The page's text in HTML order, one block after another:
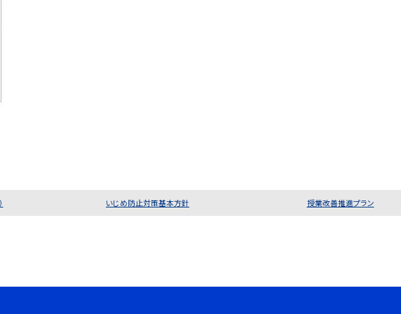
いじめ防止対策基本方針 授業改善推進プラン